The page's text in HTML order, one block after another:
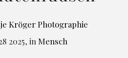
Kröger Photographie
2025, in Mensch